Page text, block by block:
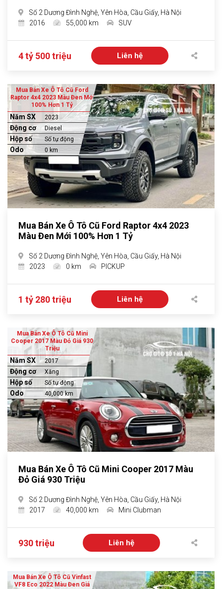
Số 2 Dương Đình Nghệ, Yên Hòa, Cầu Giấy, Hà Nội
2016
55,000 km SUV
4 tỷ 500 triệu Liên hệ
Mua Bán Xe Ô Tô Cũ Ford
Raptor 4x4 2023 Màu Đen Mới
100% Hơn 1 Tỷ
Năm SX 2023
Động cơ Diesel
Hộp số Số tự động
Odo 0 km
Mua Bán Xe Ô Tô Cũ Ford Raptor 4x4 2023
Màu Đen Mới 100% Hơn 1 Tỷ
Số 2 Dương Đình Nghệ, Yên Hòa, Cầu Giấy, Hà Nội
2023
0 km PICKUP
1 tỷ 280 triệu Liên hệ
Mua Bán Xe Ô Tô Cũ Mini
Cooper 2017 Màu Đỏ Giá 930
Triệu
Năm SX 2017
Động cơ Xăng
Hộp số Số tự động
Odo 40,000 km
Mua Bán Xe Ô Tô Cũ Mini Cooper 2017 Màu
Đỏ Giá 930 Triệu
Số 2 Dương Đình Nghệ, Yên Hòa, Cầu Giấy, Hà Nội
2017
40,000 km Mini Clubman
930 triệu Liên hệ
Mua Bán Xe Ô Tô Cũ Vinfast
VF8 Eco 2022 Màu Đen Giá